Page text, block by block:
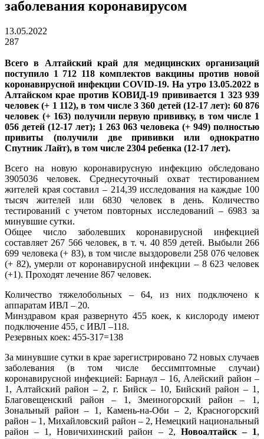
заболевания коронавирусом
13.05.2022
287
Всего в Алтайский край для медицинских организаций
поступило 1 712 118 комплектов вакцины против новой
коронавирусной инфекции COVID-19. На утро 13.05.2022 в
Алтайском крае против КОВИД-19 прививается 1 323 939
человек (+ 1 112), в том числе 3 360 детей (12-17 лет): 60 876
человек (+ 163) получили первую прививку, в том числе 1
056 детей (12-17 лет); 1 263 063 человека (+ 949) полностью
привиты (получили две прививки или однократно
Спутник Лайт), в том числе 2304 ребенка (12-17 лет).
Всего на новую коронавирусную инфекцию обследовано
3905036 человек. Среднесуточный охват тестированием
жителей края составил – 214,39 исследования на каждые 100
тысяч жителей или 6830 человек в день. Количество
тестирований с учетом повторных исследований – 6983 за
минувшие сутки.
Общее число заболевших коронавирусной инфекцией
составляет 267 566 человек, в т. ч. 40 859 детей. Выбыли 266
699 человека (+ 83), в том числе выздоровели 258 076 человек
(+ 82), умерли от коронавирусной инфекции – 8 623 человек
(+1). Проходят лечение 867 человек.
Количество тяжелобольных – 64, из них подключено к
аппаратам ИВЛ – 20.
Минздравом края развернуто 455 коек, к кислороду имеют
подключение 455, с ИВЛ –118.
Резервных коек: 455-317=138
За минувшие сутки в крае зарегистрировано 72 новых случаев
заболевания (в том числе бессимптомные случаи)
коронавирусной инфекцией: Барнаул – 16, Алейский район –
1, Алтайский район – 2, г. Бийск – 10, Бийский район – 1,
Благовещенский район – 1, Змеиногорский район – 1,
Зональный район – 1, Камень-на-Оби – 2, Красногорский
район – 1, Михайловский район – 2, Немецкий национальный
район – 1, Новичихинский район – 2, Новоалтайск – 1,